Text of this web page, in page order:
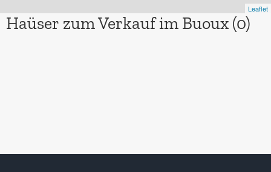
Leaflet
Haüser zum Verkauf im Buoux (0)